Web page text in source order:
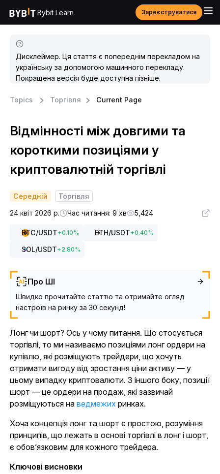
Bybit Learn Зареєструватися
Дисклеймер. Ця стаття є попереднім перекладом на
українську за допомогою машинного перекладу.
Покращена версія буде доступна пізніше.
Topics Торгівля Current Page
Відмінності між довгими та
короткими позиціями у
криптовалютній торгівлі
Середній
Торгівля
24 квіт 2026 р.
Час читання: 9 хв 5,424
BTC/USDT+0.10% ETH/USDT+0.40%
SOL/USDT+2.80%
Про ШІ
Швидко прочитайте статтю та отримайте огляд
настроїв на ринку за 30 секунд!
Лонг чи шорт? Ось у чому питання. Що стосується
торгівлі, то ми називаємо позиціями лонг ордери на
купівлю, які розміщують трейдери, що хочуть
отримати вигоду від зростання ціни активу — у
цьому випадку криптовалюти. З іншого боку, позиції
шорт — це ордери на продаж, які зазвичай
розміщуються на ведмежих ринках.
Хоча концепція лонг та шорт є простою, розуміння
принципів, що лежать в основі торгівлі в лонг і шорт,
є обов’язковим для кожного трейдера.
Ключові висновки